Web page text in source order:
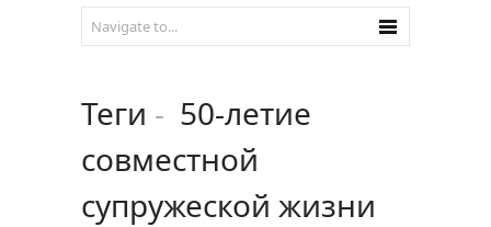
Теги - 50-летие
совместной
супружеской жизни